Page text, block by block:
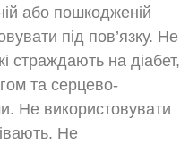
або пошкодженій
під пов’язку. Не
страждають на діабет,
та серцево-
Не використовувати
Не